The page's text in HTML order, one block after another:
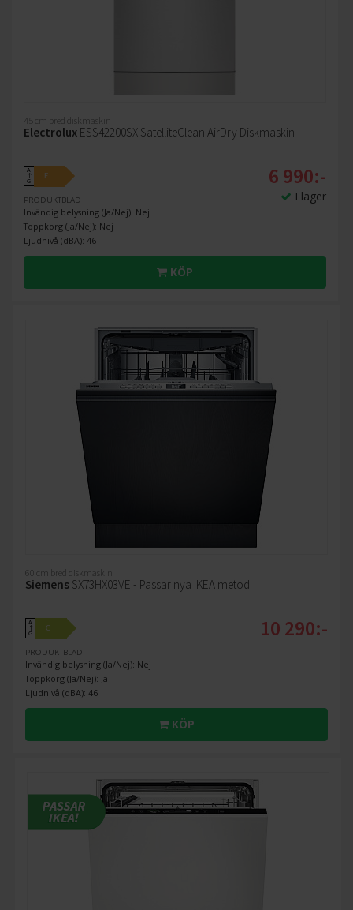
45 cm bred diskmaskin
Electrolux ESS42200SX SatelliteClean AirDry Diskmaskin
A
↑
G
E
PRODUKTBLAD
Invändig belysning (Ja/Nej): Nej
Toppkorg (Ja/Nej): Nej
Ljudnivå (dBA): 46
6 990:-
I lager
KÖP
60 cm bred diskmaskin
Siemens SX73HX03VE - Passar nya IKEA metod
A
↑
G
C
PRODUKTBLAD
Invändig belysning (Ja/Nej): Nej
Toppkorg (Ja/Nej): Ja
Ljudnivå (dBA): 46
10 290:-
KÖP